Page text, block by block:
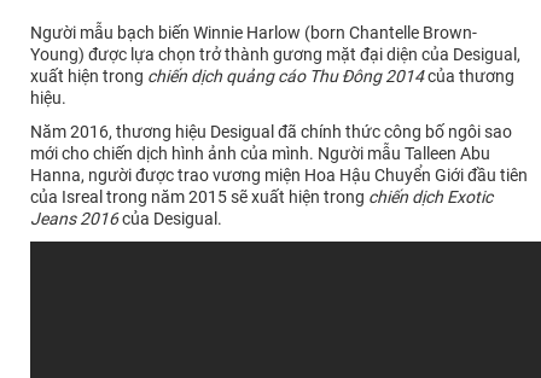
Người mẫu bạch biến Winnie Harlow (born Chantelle Brown-
Young) được lựa chọn trở thành gương mặt đại diện của Desigual,
xuất hiện trong chiến dịch quảng cáo Thu Đông 2014của thương
hiệu.
Năm 2016, thương hiệu Desigual đã chính thức công bố ngôi sao
mới cho chiến dịch hình ảnh của mình. Người mẫu Talleen Abu
Hanna, người được trao vương miện Hoa Hậu Chuyển Giới đầu tiên
của Isreal trong năm 2015 sẽ xuất hiện trong chiến dịch Exotic
Jeans 2016của Desigual.